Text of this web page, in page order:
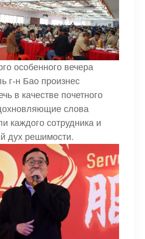
особенного вечера
г-н Бао произнес
в качестве почетного
слова
каждого сотрудника и
дух решимости.